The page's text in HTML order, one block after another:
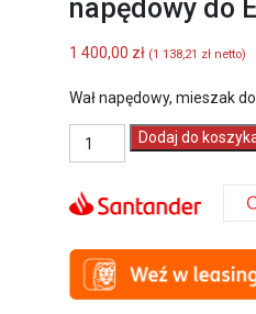
napędowy do
1 400,00 zł (1 138,21 zł netto)
Wał napędowy, mieszak
ilość
30488
C20284
Euromair
napędowy
EUROPRO
Dodaj do